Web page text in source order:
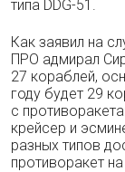
типа DDG-51.
Как заявил на
ПРО адмирал
27 кораблей,
году будет 29
с
крейсер и
разных типов
противоракет